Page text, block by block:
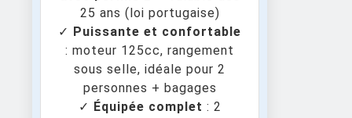
25 ans (loi portugaise)
✓ Puissante et confortable
: moteur 125cc, rangement
sous selle, idéale pour 2
personnes + bagages
✓ Équipée complet : 2